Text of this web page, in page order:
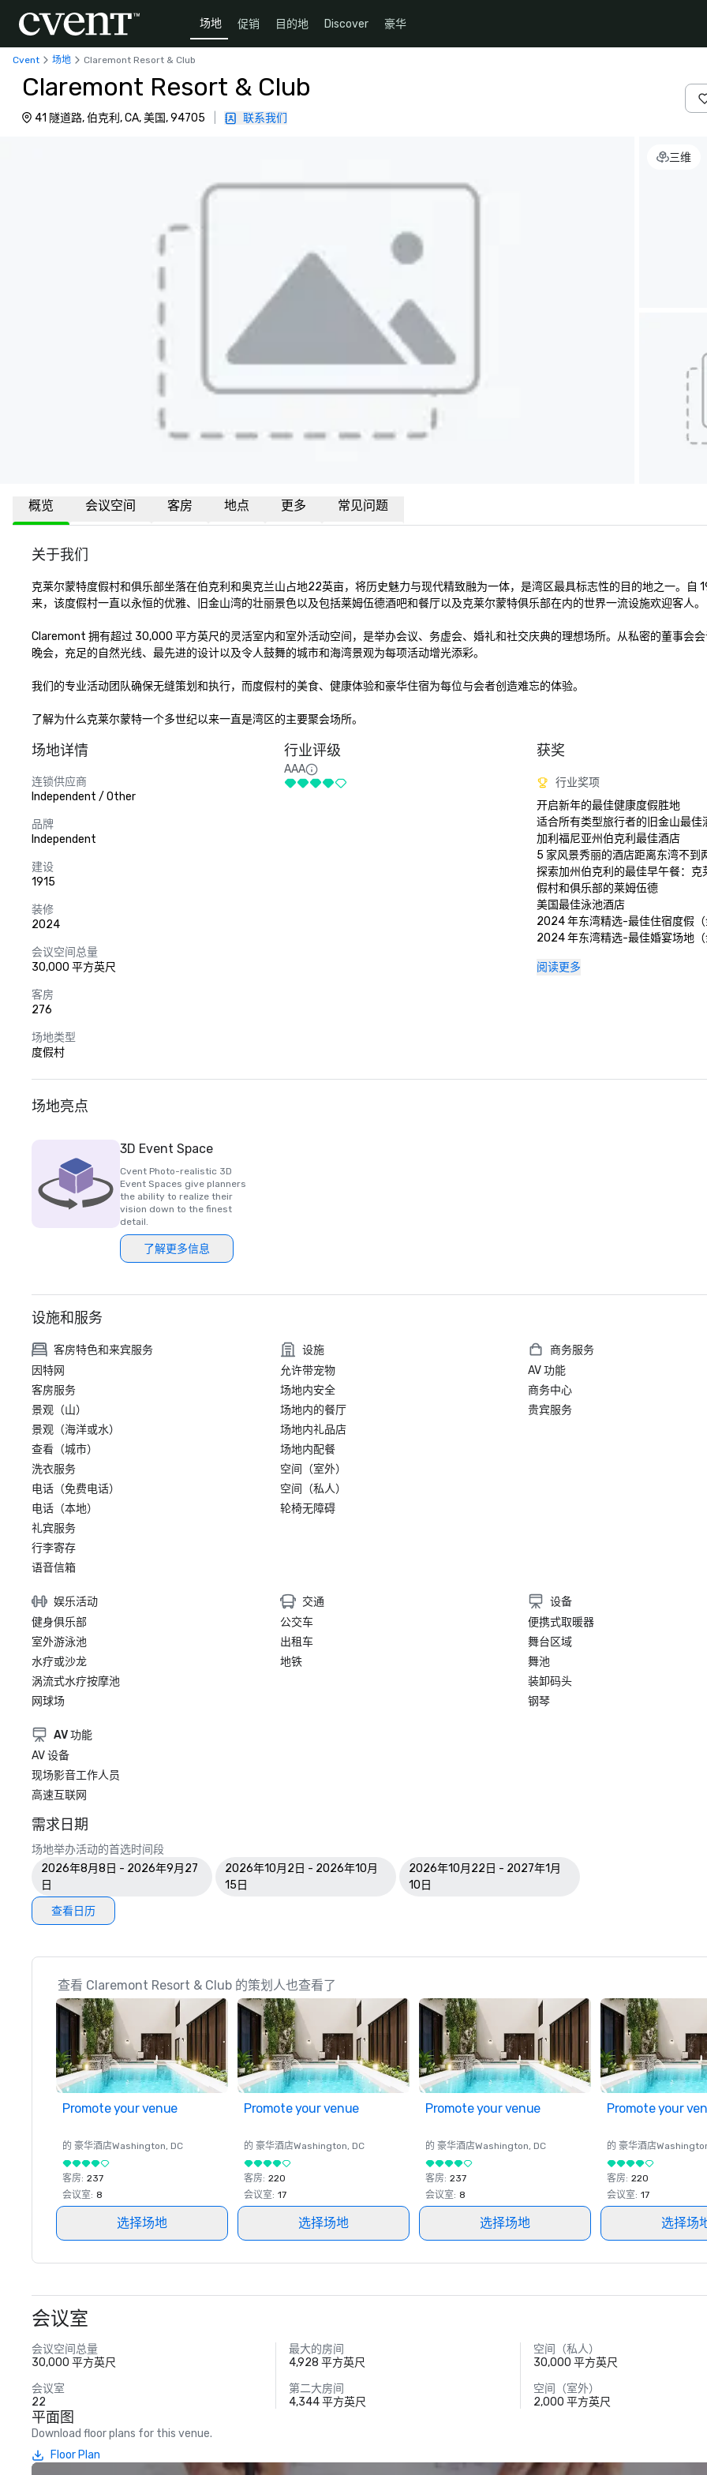
场地 促销 目的地 Discover 豪华
Cvent 场地 Claremont Resort & Club
Claremont Resort & Club
41 隧道路, 伯克利, CA, 美国, 94705 联系我们
三维
概览 会议空间 客房 地点 更多 常见问题
关于我们
克莱尔蒙特度假村和俱乐部坐落在伯克利和奥克兰山占地22英亩，将历史魅力与现代精致融为一体，是湾区最具标志性的目的地之一。自
来，该度假村一直以永恒的优雅、旧金山湾的壮丽景色以及包括莱姆伍德酒吧和餐厅以及克莱尔蒙特俱乐部在内的世界一流设施欢迎客人。
Claremont 拥有超过 30,000 平方英尺的灵活室内和室外活动空间，是举办会议、务虚会、婚礼和社交庆典的理想场所。从私密的董事会
晚会，充足的自然光线、最先进的设计以及令人鼓舞的城市和海湾景观为每项活动增光添彩。
我们的专业活动团队确保无缝策划和执行，而度假村的美食、健康体验和豪华住宿为每位与会者创造难忘的体验。
了解为什么克莱尔蒙特一个多世纪以来一直是湾区的主要聚会场所。
场地详情
连锁供应商
Independent / Other
品牌
Independent
建设
1915
装修
2024
会议空间总量
30,000 平方英尺
客房
276
场地类型
度假村
行业评级
AAA
获奖
行业奖项
开启新年的最佳健康度假胜地
适合所有类型旅行者的旧金山最佳
加利福尼亚州伯克利最佳酒店
5 家风景秀丽的酒店距离东湾不到
探索加州伯克利的最佳早午餐：克
假村和俱乐部的莱姆伍德
美国最佳泳池酒店
2024 年东湾精选-最佳住宿度假（
2024 年东湾精选-最佳婚宴场地（
奖）
阅读更多
场地亮点
3D Event Space
Cvent Photo-realistic 3D
Event Spaces give planners
the ability to realize their
vision down to the finest
detail.
了解更多信息
设施和服务
客房特色和来宾服务
因特网
客房服务
景观（山）
景观（海洋或水）
查看（城市）
洗衣服务
电话（免费电话）
电话（本地）
礼宾服务
行李寄存
语音信箱
设施
允许带宠物
场地内安全
场地内的餐厅
场地内礼品店
场地内配餐
空间（室外）
空间（私人）
轮椅无障碍
商务服务
AV 功能
商务中心
贵宾服务
娱乐活动
健身俱乐部
室外游泳池
水疗或沙龙
涡流式水疗按摩池
网球场
交通
公交车
出租车
地铁
设备
便携式取暖器
舞台区域
舞池
装卸码头
钢琴
AV 功能
AV 设备
现场影音工作人员
高速互联网
需求日期
场地举办活动的首选时间段
2026年8月8日 - 2026年9月27
日
2026年10月2日 - 2026年10月
15日
2026年10月22日 - 2027年1月
10日
查看日历
查看 Claremont Resort & Club 的策划人也查看了
Promote your venue
的 豪华酒店Washington, DC
客房: 237
会议室: 8
选择场地
Promote your venue
的 豪华酒店Washington, DC
客房: 220
会议室: 17
选择场地
Promote your venue
的 豪华酒店Washington, DC
客房: 237
会议室: 8
选择场地
Promote your
的 豪华酒店
客房: 220
会议室: 17
选择场
会议室
会议空间总量
30,000 平方英尺
最大的房间
4,928 平方英尺
空间（私人）
30,000 平方英尺
会议室
22
第二大房间
4,344 平方英尺
空间（室外）
2,000 平方英尺
平面图
Download floor plans for this venue.
Floor Plan